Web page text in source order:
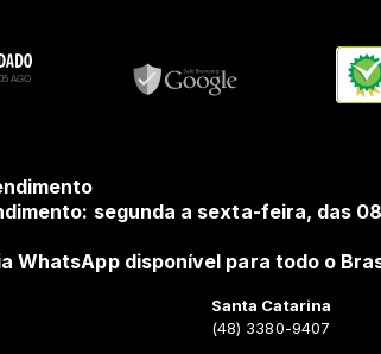
segunda a sexta-feira, das
WhatsApp disponível para todo o
Santa Catarina
(48) 3380-9407